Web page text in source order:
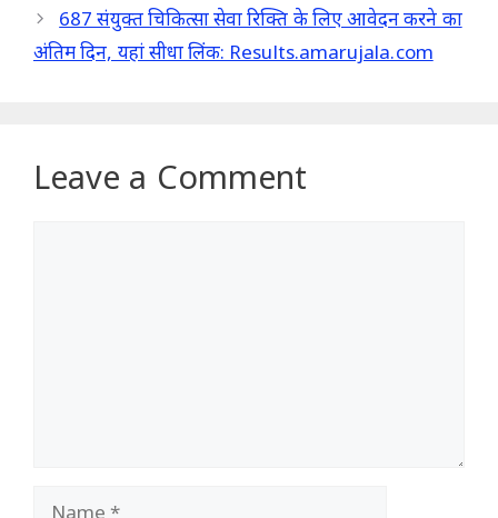
687 संयुक्त चिकित्सा सेवा रिक्ति के लिए आवेदन करने का
अंतिम दिन, यहां सीधा लिंक: Results.amarujala.com
Leave a Comment